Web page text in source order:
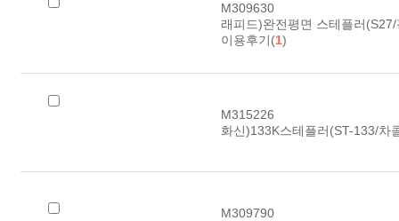
M309630
래피드)완전평면 스테플러(S27/
이용후기(1)
M315226
화신)133K스테플러(ST-133/차
M309790